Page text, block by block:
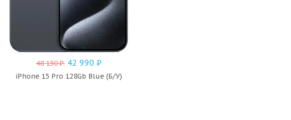
48 150₽. 42 990 ₽
iPhone 15 Pro 128Gb Blue (Б/У)